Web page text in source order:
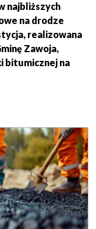
najbliższych
na drodze
realizowana
Zawoja,
bitumicznej na